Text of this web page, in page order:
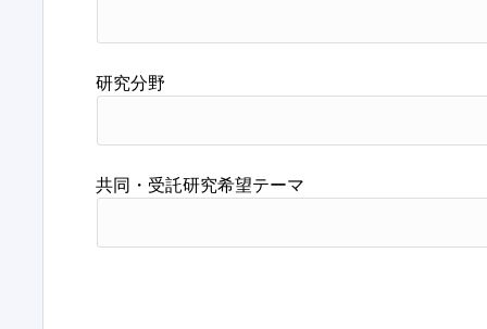
研究分野
共同・受託研究希望テーマ